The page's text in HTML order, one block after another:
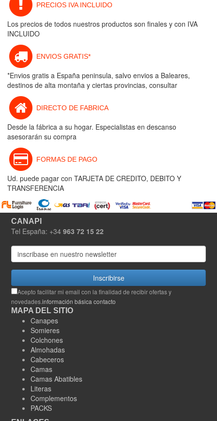
PRECIOS IVA INCLUIDO
Los precios de todos nuestros productos son finales y con IVA
INCLUIDO
ENVIOS GRATIS*
*Envios gratis a España peninsula, salvo envios a Baleares,
destinos de alta montaña y ciertas provincias, consultar
DIRECTO DE FABRICA
Desde la fábrica a su hogar. Especialistas en descanso
asesorarán su compra
FORMAS DE PAGO
Ud. puede pagar con TARJETA DE CREDITO, DEBITO Y
TRANSFERENCIA
CANAPI
Tel España: +34 963 72 15 22
Inscribirse
Acepto facilitar mi email con la finalidad de recibir ofertas y
novedades.información básica contacto
MAPA DEL SITIO
Canapes
Somieres
Colchones
Almohadas
Cabeceros
Camas
Camas Abatibles
Literas
Complementos
PACKS